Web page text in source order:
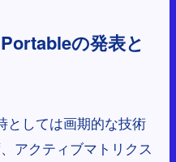
の発表と
としては画期的な技術
アクティブマトリクス